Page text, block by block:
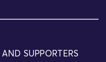
SUPPORTERS